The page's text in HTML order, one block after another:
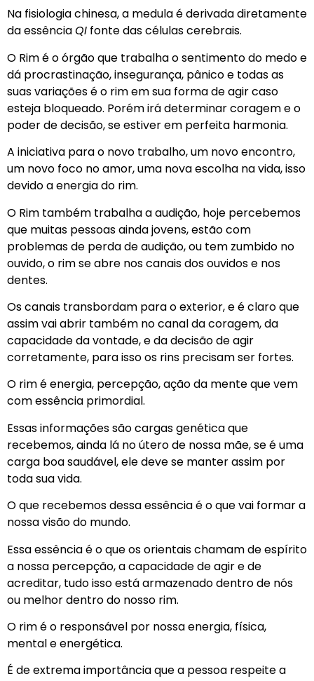
Na fisiologia chinesa, a medula é derivada diretamente
da essênciaQI fonte das células cerebrais.
O Rim é o órgão que trabalha o sentimento do medo e
dá procrastinação, insegurança, pânico e todas as
suas variações é o rim em sua forma de agir caso
esteja bloqueado. Porém irá determinar coragem e o
poder de decisão, se estiver em perfeita harmonia.
A iniciativa para o novo trabalho, um novo encontro,
um novo foco no amor, uma nova escolha na vida, isso
devido a energia do rim.
O Rim também trabalha a audição, hoje percebemos
que muitas pessoas ainda jovens, estão com
problemas de perda de audição, ou tem zumbido no
ouvido, o rim se abre nos canais dos ouvidos e nos
dentes.
Os canais transbordam para o exterior, e é claro que
assim vai abrir também no canal da coragem, da
capacidade da vontade, e da decisão de agir
corretamente, para isso os rins precisam ser fortes.
O rim é energia, percepção, ação da mente que vem
com essência primordial.
Essas informações são cargas genética que
recebemos, ainda lá no útero de nossa mãe, se é uma
carga boa saudável, ele deve se manter assim por
toda sua vida.
O que recebemos dessa essência é o que vai formar a
nossa visão do mundo.
Essa essência é o que os orientais chamam de espírito
a nossa percepção, a capacidade de agir e de
acreditar, tudo isso está armazenado dentro de nós
ou melhor dentro do nosso rim.
O rim é o responsável por nossa energia, física,
mental e energética.
É de extrema importância que a pessoa respeite a